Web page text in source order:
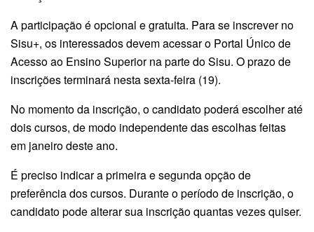
A participação é opcional e gratuita. Para se inscrever no
Sisu+, os interessados devem acessar o Portal Único de
Acesso ao Ensino Superior na parte do Sisu. O prazo de
inscrições terminará nesta sexta-feira (19).
No momento da inscrição, o candidato poderá escolher até
dois cursos, de modo independente das escolhas feitas
em janeiro deste ano.
É preciso indicar a primeira e segunda opção de
preferência dos cursos. Durante o período de inscrição, o
candidato pode alterar sua inscrição quantas vezes quiser.